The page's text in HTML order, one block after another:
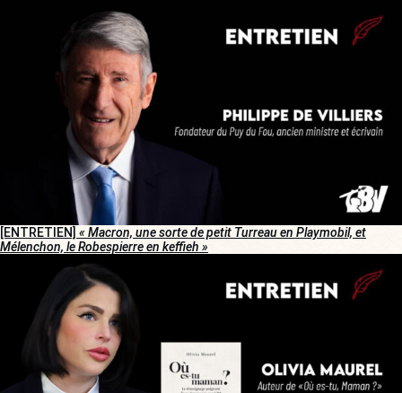
[ENTRETIEN] « Macron, une sorte de petit Turreau en Playmobil, et
Mélenchon, le Robespierre en keffieh »